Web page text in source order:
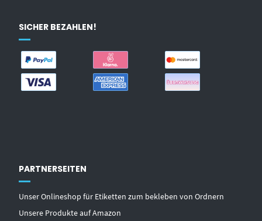
SICHER BEZAHLEN!
PARTNERSEITEN
Unser Onlineshop für Etiketten zum bekleben von Ordnern
Unsere Produkte auf Amazon